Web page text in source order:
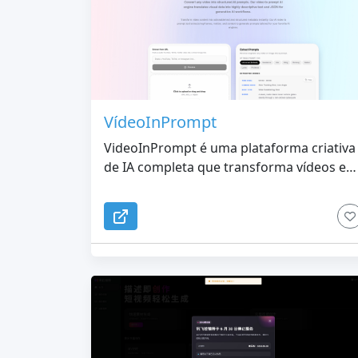
VídeoInPrompt
VideoInPrompt é uma plataforma criativa
de IA completa que transforma vídeos e
gera imagens e vídeos de IA
impressionantes a partir de texto ou
imagens e oferece suporte aos mais
predefinições profissionais para cada
fluxo de trabalho criativo.